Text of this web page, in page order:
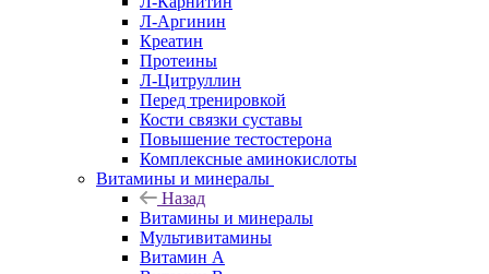
Л-Аргинин
Креатин
Протеины
Л-Цитруллин
Перед тренировкой
Кости связки суставы
Повышение тестостерона
Комплексные аминокислоты
Витамины и минералы
Назад
Витамины и минералы
Мультивитамины
Витамин A